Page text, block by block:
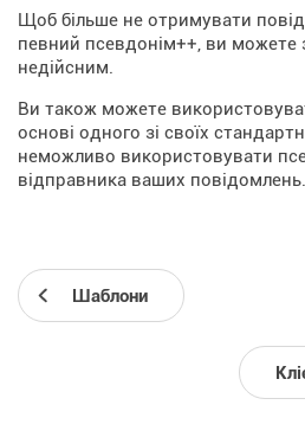
Щоб більше не отримувати
певний псевдонім++, ви можете
недійсним.
Ви також можете
основі одного зі своїх
неможливо використовувати
відправника ваших повідомлень.
Шаблони